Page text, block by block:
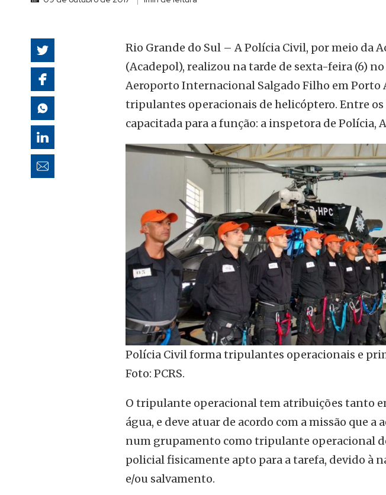
Rio Grande do Sul – A Polícia Civil, por meio da
(Acadepol), realizou na tarde de sexta-feira (6)
Aeroporto Internacional Salgado Filho em Porto
tripulantes operacionais de helicóptero. Entre
capacitada para a função: a inspetora de Polícia,
Polícia Civil forma tripulantes operacionais e
Foto: PCRS.
O tripulante operacional tem atribuições tanto
água, e deve atuar de acordo com a missão que a
num grupamento como tripulante operacional
policial fisicamente apto para a tarefa, devido à
e/ou salvamento.